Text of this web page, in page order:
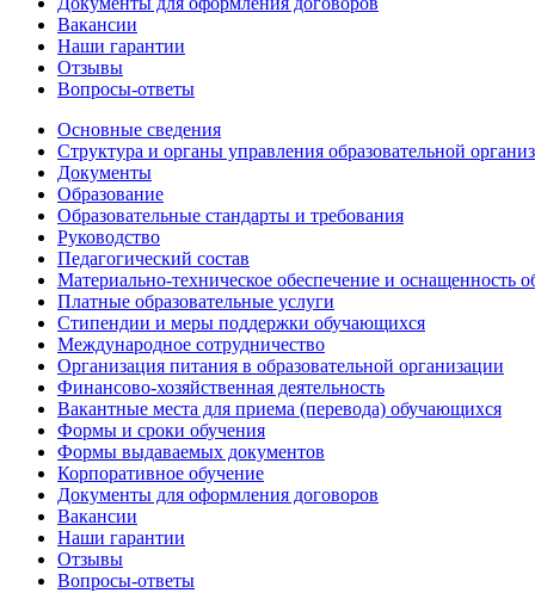
Вакансии
Наши гарантии
Отзывы
Вопросы-ответы
Основные сведения
Структура и органы управления образовательной
Документы
Образование
Образовательные стандарты и требования
Руководство
Педагогический состав
Материально-техническое обеспечение и оснащенность
Платные образовательные услуги
Стипендии и меры поддержки обучающихся
Международное сотрудничество
Организация питания в образовательной организации
Финансово-хозяйственная деятельность
Вакантные места для приема (перевода) обучающихся
Формы и сроки обучения
Формы выдаваемых документов
Корпоративное обучение
Документы для оформления договоров
Вакансии
Наши гарантии
Отзывы
Вопросы-ответы